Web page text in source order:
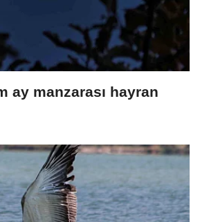
ay manzarası hayran